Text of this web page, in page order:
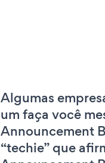
Algumas
um faça você
Announcement
“techie” que